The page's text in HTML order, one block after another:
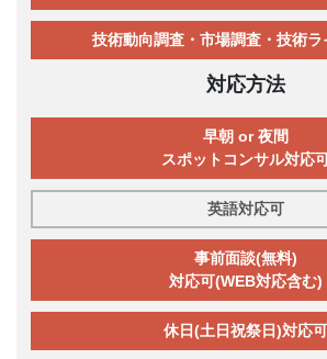
技術動向調査・市場調査・技術ラ
対応方法
早朝 or 夜間
スポットコンサル対応
英語対応可
事前面談(無料)
対応可(WEB対応含む)
休日(土日祝祭日)対応可